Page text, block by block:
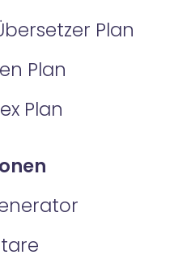
Plan
Plan
Plan